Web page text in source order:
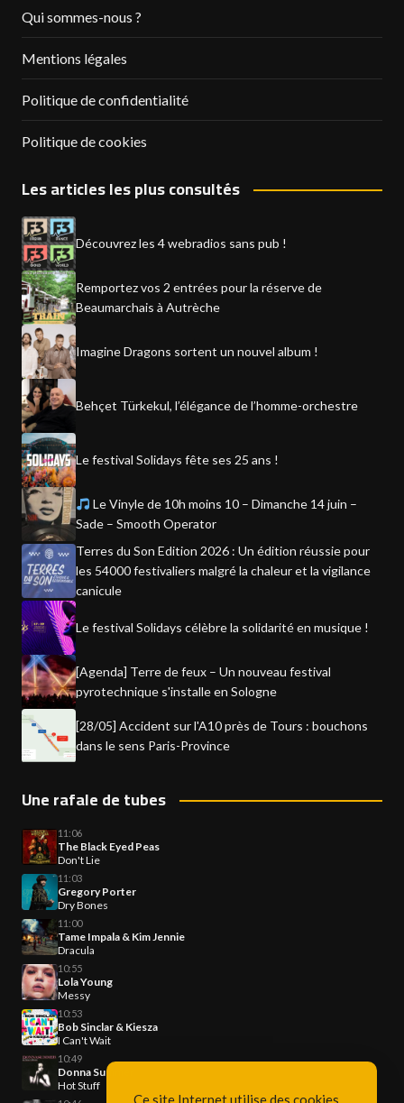
Qui sommes-nous ?
Mentions légales
Politique de confidentialité
Politique de cookies
Les articles les plus consultés
Découvrez les 4 webradios sans pub !
Remportez vos 2 entrées pour la réserve de
Beaumarchais à Autrèche
Imagine Dragons sortent un nouvel album !
Behçet Türkekul, l’élégance de l’homme-orchestre
Le festival Solidays fête ses 25 ans !
Le Vinyle de 10h moins 10 – Dimanche 14 juin –
Sade – Smooth Operator
Terres du Son Edition 2026 : Un édition réussie pour
les 54000 festivaliers malgré la chaleur et la vigilance
canicule
Le festival Solidays célèbre la solidarité en musique !
[Agenda] Terre de feux – Un nouveau festival
pyrotechnique s'installe en Sologne
[28/05] Accident sur l'A10 près de Tours : bouchons
dans le sens Paris-Province
Une rafale de tubes
11:06
The Black Eyed Peas
Don't Lie
11:03
Gregory Porter
Dry Bones
11:00
Tame Impala & Kim Jennie
Dracula
10:55
Lola Young
Messy
10:53
Bob Sinclar & Kiesza
I Can't Wait
10:49
Donna Summer
Hot Stuff
Ce site Internet utilise des cookies.